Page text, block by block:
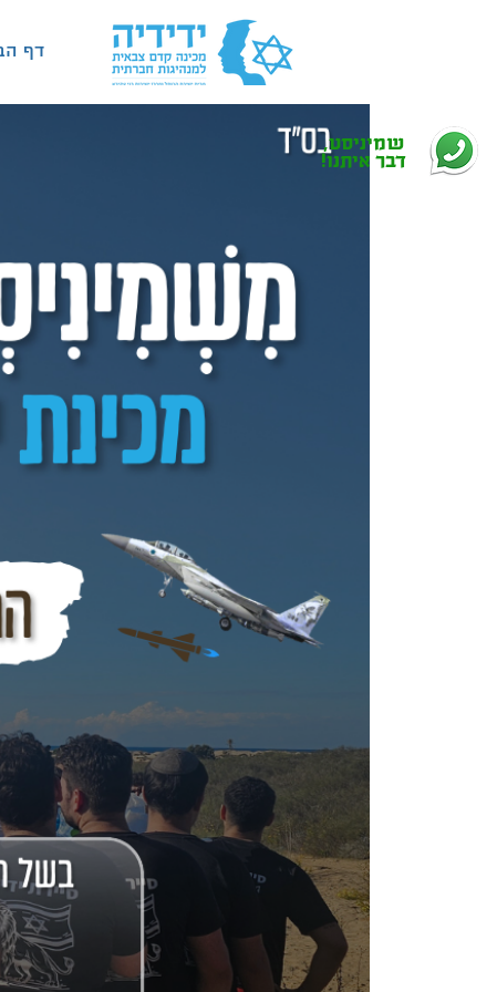
שמיניסט,
דבר איתנו!
דף